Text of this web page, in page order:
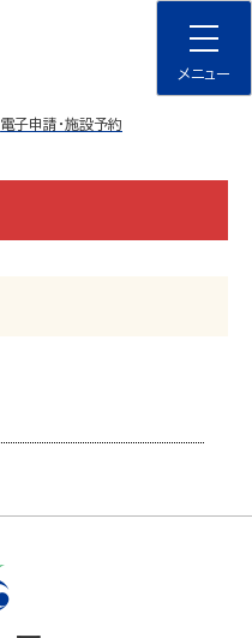
メニュー
電子申請・施設予約